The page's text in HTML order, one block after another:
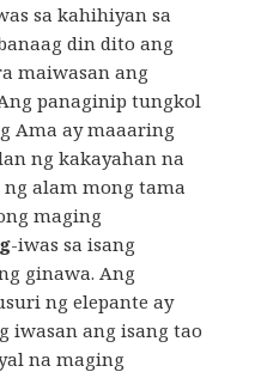
sa kahihiyan sa
din dito ang
maiwasan ang
panaginip tungkol
Ama ay maaaring
ng kakayahan na
alam mong tama
maging
-iwas sa isang
ginawa. Ang
ng elepante ay
iwasan ang isang tao
na maging